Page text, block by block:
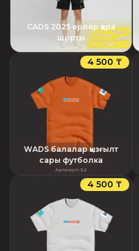
CADS 2025 ерлер қара
шорты
Артикул :80
4 500 ₸
WADS балалар қызғылт
сары футболка
Артикул: 52
4 500 ₸